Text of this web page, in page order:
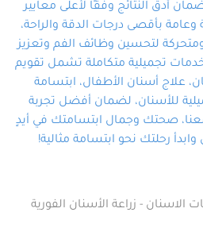
احترافية ودقة.
أدق النتائج وفقًا لأعلى معايير
وعامة بأقصى درجات الدقة والراحة،
ومتحركة لتحسين وظائف الفم وتعزيز
تجميلية متكاملة تشمل تقويم
علاج أسنان الأطفال، ابتسامة
للأسنان، لضمان أفضل تجربة
صحتك وجمال ابتسامتك في أيدٍ
رحلتك نحو ابتسامة مثالية!
الاسنان - زراعة الأسنان الفورية